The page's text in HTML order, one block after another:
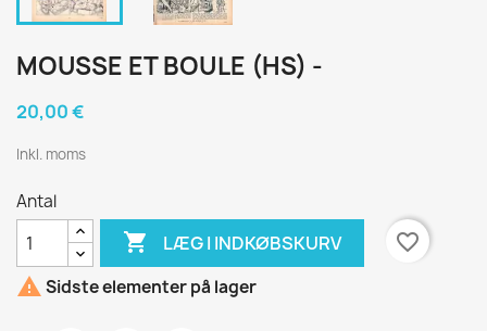
MOUSSE ET BOULE (HS) -
20,00 €
Inkl. moms
Antal
 LÆG I INDKØBSKURV
favorite_border
 Sidste elementer på lager